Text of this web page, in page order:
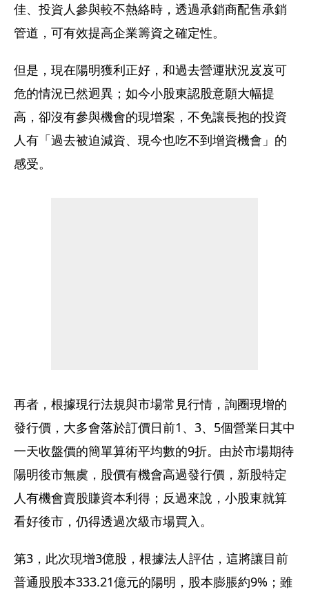
佳、投資人參與較不熱絡時，透過承銷商配售承銷
管道，可有效提高企業籌資之確定性。
但是，現在陽明獲利正好，和過去營運狀況岌岌可
危的情況已然迥異；如今小股東認股意願大幅提
高，卻沒有參與機會的現增案，不免讓長抱的投資
人有「過去被迫減資、現今也吃不到增資機會」的
感受。
再者，根據現行法規與市場常見行情，詢圈現增的
發行價，大多會落於訂價日前1、3、5個營業日其中
一天收盤價的簡單算術平均數的9折。由於市場期待
陽明後市無虞，股價有機會高過發行價，新股特定
人有機會賣股賺資本利得；反過來說，小股東就算
看好後市，仍得透過次級市場買入。
第3，此次現增3億股，根據法人評估，這將讓目前
普通股股本333.21億元的陽明，股本膨脹約9%；雖